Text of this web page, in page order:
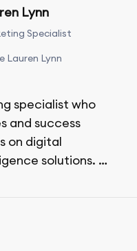
Lynn
Specialist
Lauren Lynn
specialist who
and success
on digital
solutions.